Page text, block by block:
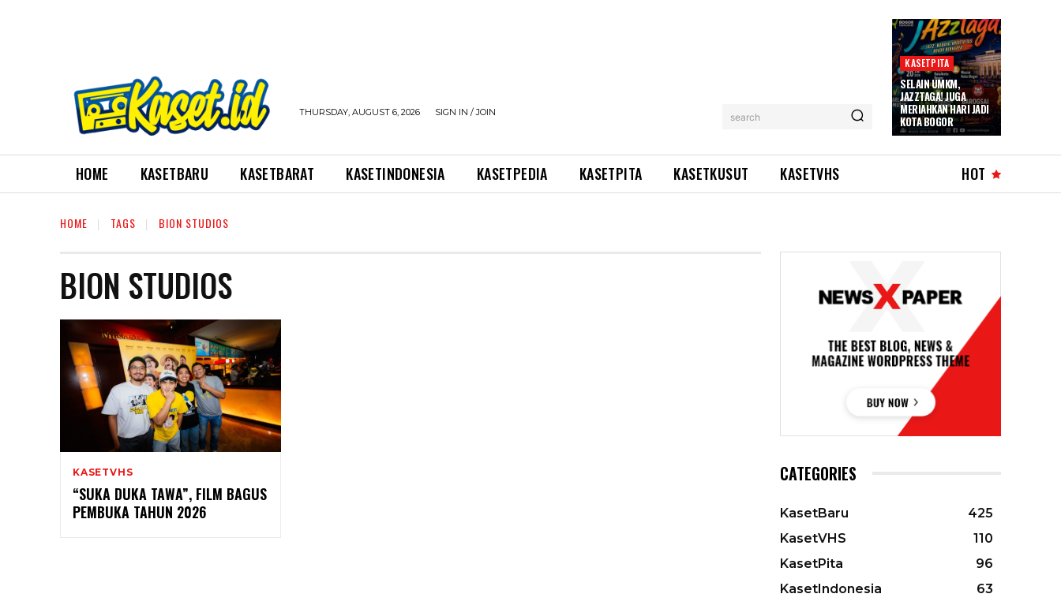
THURSDAY, AUGUST 6, 2026 SIGN IN / JOIN search
KASETPITA
SELAIN UMKM,
JAZZTAGA! JUGA
MERIAHKAN HARI JADI
KOTA BOGOR
HOME KASETBARU KASETBARAT KASETINDONESIA KASETPEDIA KASETPITA KASETKUSUT KASETVHS HOT
HOME TAGS BION STUDIOS
BION STUDIOS
KASETVHS
“SUKA DUKA TAWA”, FILM BAGUS
PEMBUKA TAHUN 2026
CATEGORIES
KasetBaru
425
KasetVHS
110
KasetPita
96
KasetIndonesia
63